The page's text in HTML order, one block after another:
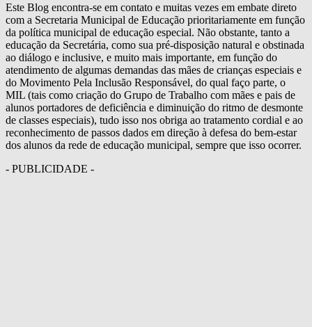
Este Blog encontra-se em contato e muitas vezes em embate direto
com a Secretaria Municipal de Educação prioritariamente em função
da política municipal de educação especial. Não obstante, tanto a
educação da Secretária, como sua pré-disposição natural e obstinada
ao diálogo e inclusive, e muito mais importante, em função do
atendimento de algumas demandas das mães de crianças especiais e
do Movimento Pela Inclusão Responsável, do qual faço parte, o
MIL (tais como criação do Grupo de Trabalho com mães e pais de
alunos portadores de deficiência e diminuição do ritmo de desmonte
de classes especiais), tudo isso nos obriga ao tratamento cordial e ao
reconhecimento de passos dados em direção à defesa do bem-estar
dos alunos da rede de educação municipal, sempre que isso ocorrer.
- PUBLICIDADE -